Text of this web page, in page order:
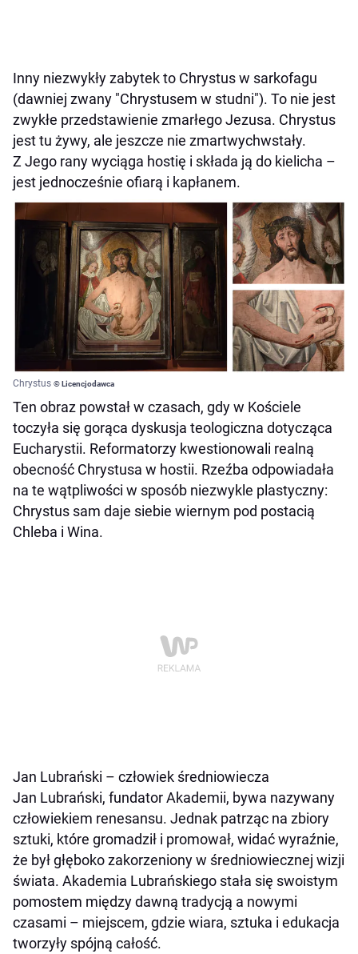
Inny niezwykły zabytek to Chrystus w sarkofagu
(dawniej zwany "Chrystusem w studni"). To nie jest
zwykłe przedstawienie zmarłego Jezusa. Chrystus
jest tu żywy, ale jeszcze nie zmartwychwstały.
Z Jego rany wyciąga hostię i składa ją do kielicha –
jest jednocześnie ofiarą i kapłanem.
Chrystus © Licencjodawca
Ten obraz powstał w czasach, gdy w Kościele
toczyła się gorąca dyskusja teologiczna dotycząca
Eucharystii. Reformatorzy kwestionowali realną
obecność Chrystusa w hostii. Rzeźba odpowiadała
na te wątpliwości w sposób niezwykle plastyczny:
Chrystus sam daje siebie wiernym pod postacią
Chleba i Wina.
Jan Lubrański – człowiek średniowiecza
Jan Lubrański, fundator Akademii, bywa nazywany
człowiekiem renesansu. Jednak patrząc na zbiory
sztuki, które gromadził i promował, widać wyraźnie,
że był głęboko zakorzeniony w średniowiecznej wizji
świata. Akademia Lubrańskiego stała się swoistym
pomostem między dawną tradycją a nowymi
czasami – miejscem, gdzie wiara, sztuka i edukacja
tworzyły spójną całość.